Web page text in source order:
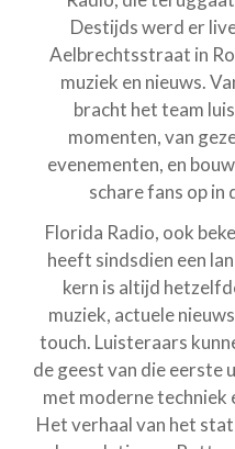
Destijds werd er
Aelbrechtsstraat in
muziek en nieuws.
bracht het team
momenten, van
evenementen, en
schare fans op in
Florida Radio, ook
heeft sindsdien een
kern is altijd
muziek, actuele
touch. Luisteraars
de geest van die eerste
met moderne techniek
Het verhaal van het